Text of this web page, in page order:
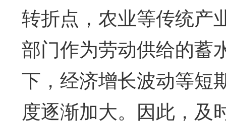
转折点，农业等传统产
部门作为劳动供给的蓄
下，经济增长波动等短
度逐渐加大。因此，及